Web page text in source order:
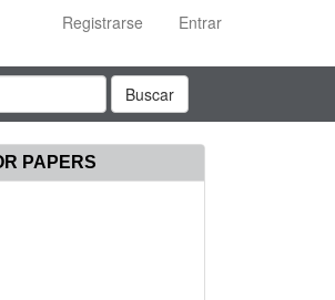
Registrarse
Entrar
Buscar
PAPERS